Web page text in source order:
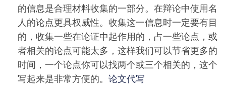
的信息是合理材料收集的一部分。在辩论中使用名
人的论点更具权威性。收集这一信息时一定要有目
的，收集一些在论证中起作用的，占一些论点，或
者相关的论点可能太多，这样我们可以节省更多的
时间，一个论点你可以找两个或三个相关的，这个
写起来是非常方便的。 论文代写